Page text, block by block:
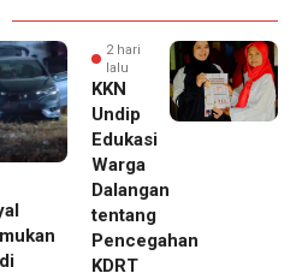
2 hari
lalu
KKN
Undip
Edukasi
Warga
Dalangan
tentang
Pencegahan
KDRT